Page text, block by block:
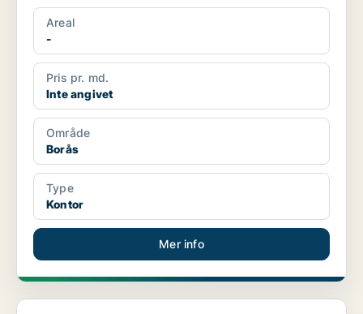
Areal
-
Pris pr. md.
Inte angivet
Område
Borås
Type
Kontor
Mer info
Industrilokal i Malmö Centrum